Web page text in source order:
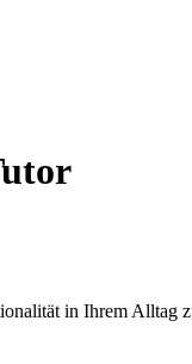
in Ihrem Alltag